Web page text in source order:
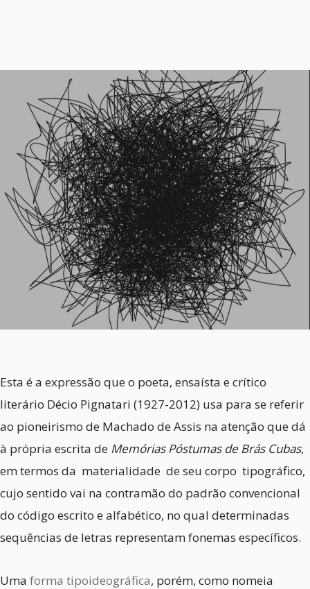
Esta é a expressão que o poeta, ensaísta e crítico
literário Décio Pignatari (1927-2012) usa para se referir
ao pioneirismo de Machado de Assis na atenção que dá
à própria escrita de Memórias Póstumas de Brás Cubas,
em termos da materialidade de seu corpo tipográfico,
cujo sentido vai na contramão do padrão convencional
do código escrito e alfabético, no qual determinadas
sequências de letras representam fonemas específicos.
Uma forma tipoideográfica, porém, como nomeia